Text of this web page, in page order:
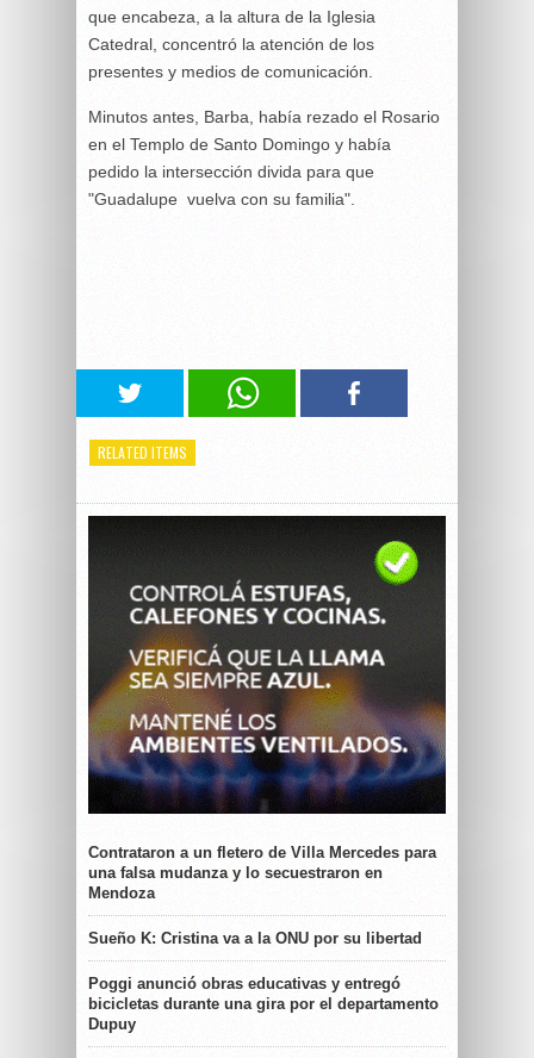
que encabeza, a la altura de la Iglesia
Catedral, concentró la atención de los
presentes y medios de comunicación.
Minutos antes, Barba, había rezado el Rosario
en el Templo de Santo Domingo y había
pedido la intersección divida para que
"Guadalupe vuelva con su familia".
RELATED ITEMS
Contrataron a un fletero de Villa Mercedes para
una falsa mudanza y lo secuestraron en
Mendoza
Sueño K: Cristina va a la ONU por su libertad
Poggi anunció obras educativas y entregó
bicicletas durante una gira por el departamento
Dupuy